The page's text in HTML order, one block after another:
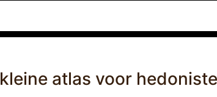
atlas voor